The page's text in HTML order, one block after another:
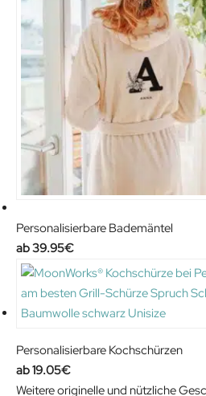
Personalisierbare Bademäntel
39.95€
Personalisierbare Kochschürzen
19.05€
Weitere originelle und nützliche